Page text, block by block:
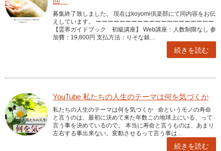
募集終了致しました。 現在はkoyomi倶楽部にて同内容をお伝
えしています。 ーーーーーーーーーーーーーーーーーーーー
【霊界ガイドブック 初級講座】 Web講座：人数制限なし 参
加費：19,800円 支払方法：りそな銀…
続きを読む
YouTube 私たちの人生のテーマは何を気づくか
私たちの人生のテーマは何を気づくか 命というモノの寿命
と言うのは、最初に決めて来た年数この地球上にいる、って
言う事を決めているので。 本当に寿命と言うものは、あまり
左右する事出来ない。変動させるって言う事は…
続きを読む